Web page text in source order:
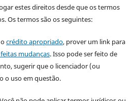
estes direitos desde que os termos
Os termos são os seguintes:
crédito apropriado, prover um link para
mudanças. Isso pode ser feito de
sugerir que o licenciador (ou
o uso em questão.